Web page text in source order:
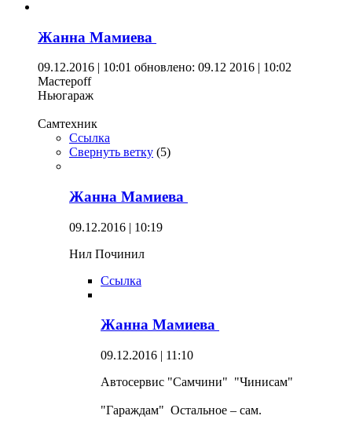
Жанна Мамиева
09.12.2016 | 10:01 обновлено: 09.12 2016 | 10:02
Мастерoff
Ньюгараж
Самтехник
Ссылка
Свернуть ветку (5)
Жанна Мамиева
09.12.2016 | 10:19
Нил Починил
Ссылка
Жанна Мамиева
09.12.2016 | 11:10
Автосервис "Самчини" "Чинисам"
"Гараждам" Остальное – сам.